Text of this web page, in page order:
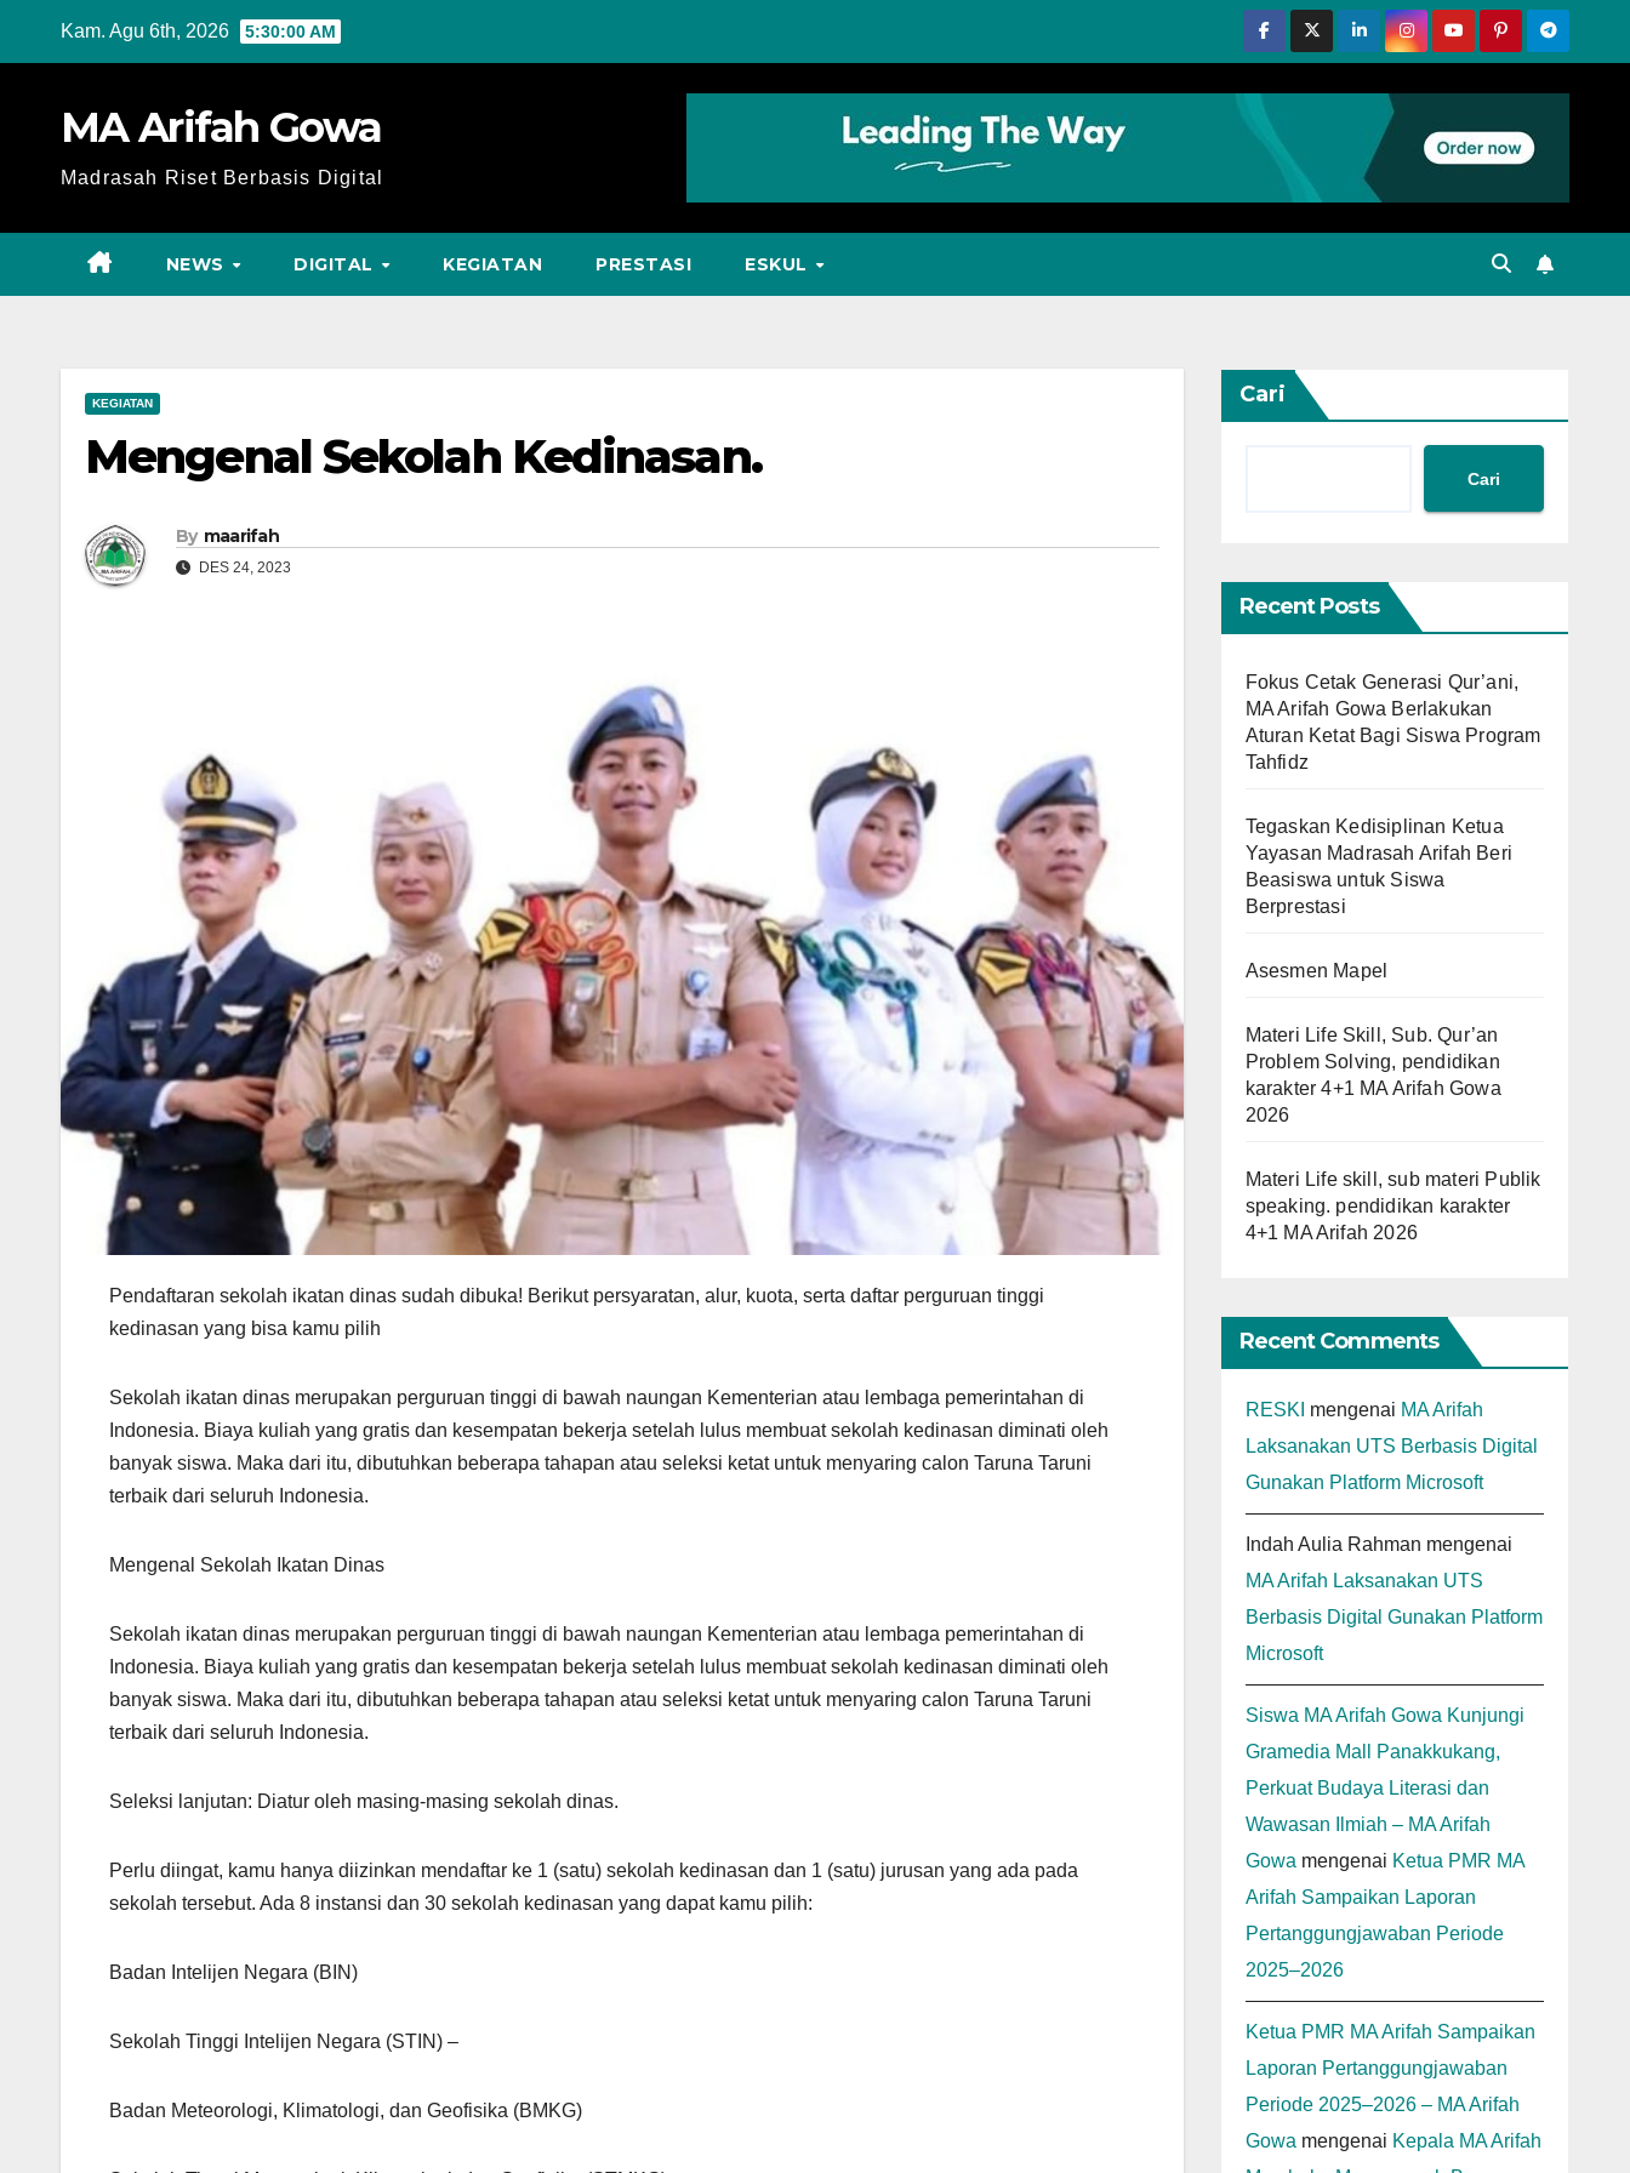
Kam. Agu 6th, 2026 5:30:01 AM
MA Arifah Gowa
Madrasah Riset Berbasis Digital
NEWS DIGITAL KEGIATAN PRESTASI ESKUL
KEGIATAN
Mengenal Sekolah Kedinasan.
By maarifah
DES 24, 2023
Pendaftaran sekolah ikatan dinas sudah dibuka! Berikut persyaratan, alur, kuota, serta daftar perguruan tinggi
kedinasan yang bisa kamu pilih
Sekolah ikatan dinas merupakan perguruan tinggi di bawah naungan Kementerian atau lembaga pemerintahan di
Indonesia. Biaya kuliah yang gratis dan kesempatan bekerja setelah lulus membuat sekolah kedinasan diminati oleh
banyak siswa. Maka dari itu, dibutuhkan beberapa tahapan atau seleksi ketat untuk menyaring calon Taruna Taruni
terbaik dari seluruh Indonesia.
Mengenal Sekolah Ikatan Dinas
Sekolah ikatan dinas merupakan perguruan tinggi di bawah naungan Kementerian atau lembaga pemerintahan di
Indonesia. Biaya kuliah yang gratis dan kesempatan bekerja setelah lulus membuat sekolah kedinasan diminati oleh
banyak siswa. Maka dari itu, dibutuhkan beberapa tahapan atau seleksi ketat untuk menyaring calon Taruna Taruni
terbaik dari seluruh Indonesia.
Seleksi lanjutan: Diatur oleh masing-masing sekolah dinas.
Perlu diingat, kamu hanya diizinkan mendaftar ke 1 (satu) sekolah kedinasan dan 1 (satu) jurusan yang ada pada
sekolah tersebut. Ada 8 instansi dan 30 sekolah kedinasan yang dapat kamu pilih:
Badan Intelijen Negara (BIN)
Sekolah Tinggi Intelijen Negara (STIN) –
Badan Meteorologi, Klimatologi, dan Geofisika (BMKG)
Cari
Cari
Recent Posts
Fokus Cetak Generasi Qur’ani,
MA Arifah Gowa Berlakukan
Aturan Ketat Bagi Siswa Program
Tahfidz
Tegaskan Kedisiplinan Ketua
Yayasan Madrasah Arifah Beri
Beasiswa untuk Siswa
Berprestasi
Asesmen Mapel
Materi Life Skill, Sub. Qur’an
Problem Solving, pendidikan
karakter 4+1 MA Arifah Gowa
2026
Materi Life skill, sub materi Publik
speaking. pendidikan karakter
4+1 MA Arifah 2026
Recent Comments
RESKI mengenai MA Arifah
Laksanakan UTS Berbasis Digital
Gunakan Platform Microsoft
Indah Aulia Rahman mengenai
MA Arifah Laksanakan UTS
Berbasis Digital Gunakan Platform
Microsoft
Siswa MA Arifah Gowa Kunjungi
Gramedia Mall Panakkukang,
Perkuat Budaya Literasi dan
Wawasan Ilmiah – MA Arifah
Gowa mengenai Ketua PMR MA
Arifah Sampaikan Laporan
Pertanggungjawaban Periode
2025–2026
Ketua PMR MA Arifah Sampaikan
Laporan Pertanggungjawaban
Periode 2025–2026 – MA Arifah
Gowa mengenai Kepala MA Arifah